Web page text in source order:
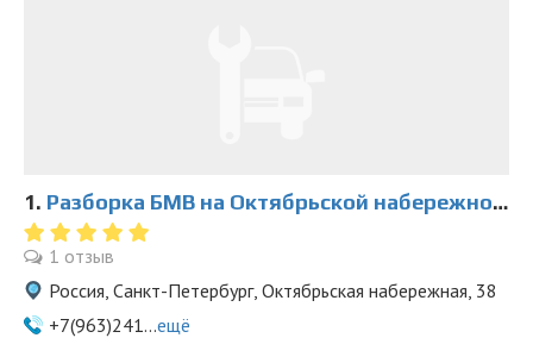
1. Разборка БМВ на Октябрьской набережной 38
1 отзыв
Россия, Санкт-Петербург, Октябрьская набережная, 38
+7(963)241...ещё